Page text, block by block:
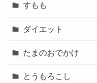
すもも
ダイエット
たまのおでかけ
とうもろこし